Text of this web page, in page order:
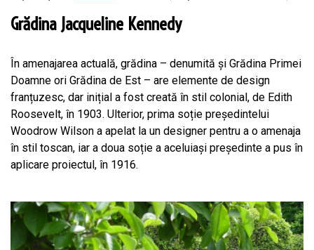
Grădina Jacqueline Kennedy
În amenajarea actuală, grădina – denumită și Grădina Primei
Doamne ori Grădina de Est – are elemente de design
franțuzesc, dar inițial a fost creată în stil colonial, de Edith
Roosevelt, în 1903. Ulterior, prima soție președintelui
Woodrow Wilson a apelat la un designer pentru a o amenaja
în stil toscan, iar a doua soție a aceluiași președinte a pus în
aplicare proiectul, în 1916.